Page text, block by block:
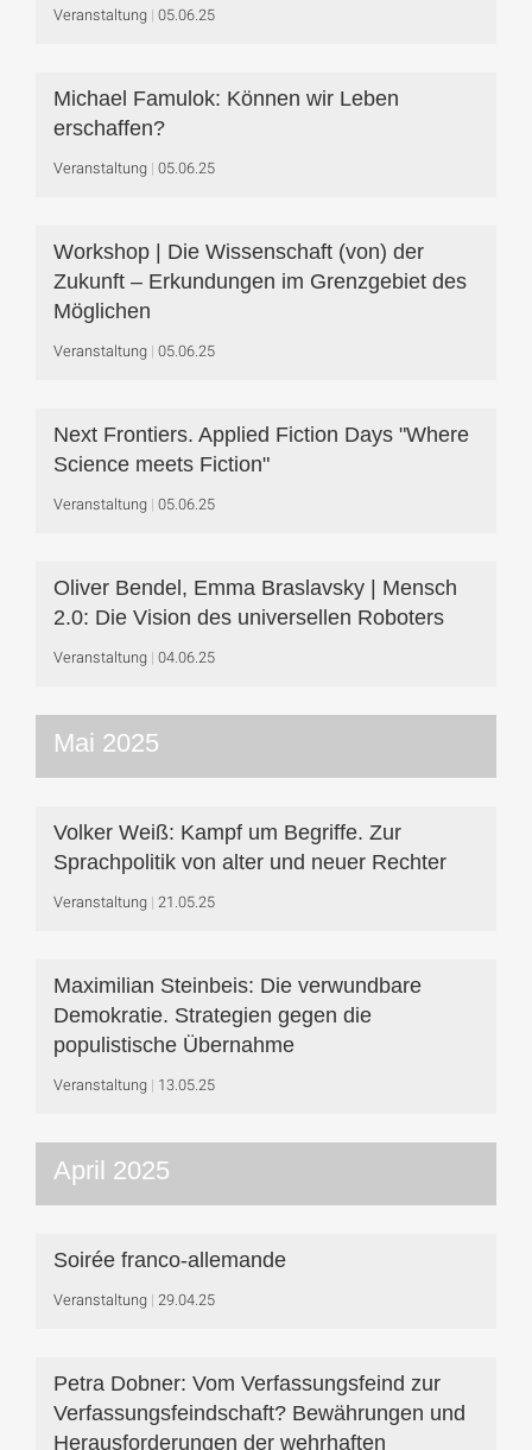
Veranstaltung 05.06.25
Michael Famulok: Können wir Leben
erschaffen?
Veranstaltung 05.06.25
Workshop | Die Wissenschaft (von) der
Zukunft – Erkundungen im Grenzgebiet des
Möglichen
Veranstaltung 05.06.25
Next Frontiers. Applied Fiction Days "Where
Science meets Fiction"
Veranstaltung 05.06.25
Oliver Bendel, Emma Braslavsky | Mensch
2.0: Die Vision des universellen Roboters
Veranstaltung 04.06.25
Mai 2025
Volker Weiß: Kampf um Begriffe. Zur
Sprachpolitik von alter und neuer Rechter
Veranstaltung 21.05.25
Maximilian Steinbeis: Die verwundbare
Demokratie. Strategien gegen die
populistische Übernahme
Veranstaltung 13.05.25
April 2025
Soirée franco-allemande
Veranstaltung 29.04.25
Petra Dobner: Vom Verfassungsfeind zur
Verfassungsfeindschaft? Bewährungen und
Herausforderungen der wehrhaften